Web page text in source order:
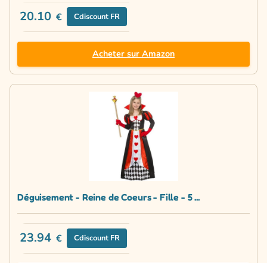
20.10 € Cdiscount FR
Acheter sur Amazon
Déguisement - Reine de Coeurs - Fille - 5 ...
23.94 € Cdiscount FR